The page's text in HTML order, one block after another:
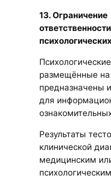
13. Ограничение
размещённые на
предназначены
для
Результаты
клинической
медицинским